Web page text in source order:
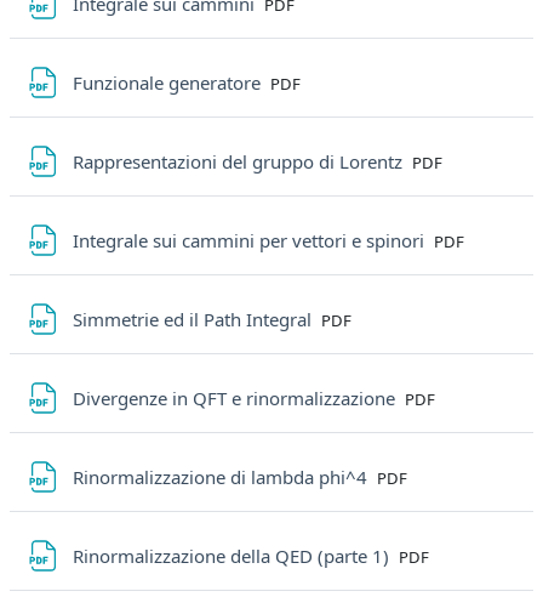
PDF
Funzionale generatore File
PDF
Rappresentazioni del gruppo di Lorentz File
PDF
Integrale sui cammini per vettori e spinori File
PDF
Simmetrie ed il Path Integral File
PDF
Divergenze in QFT e rinormalizzazione File
PDF
Rinormalizzazione di lambda phi^4 File
PDF
Rinormalizzazione della QED (parte 1) File
PDF